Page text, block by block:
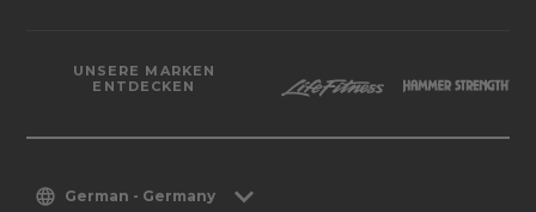
UNSERE MARKEN
ENTDECKEN
German - Germany